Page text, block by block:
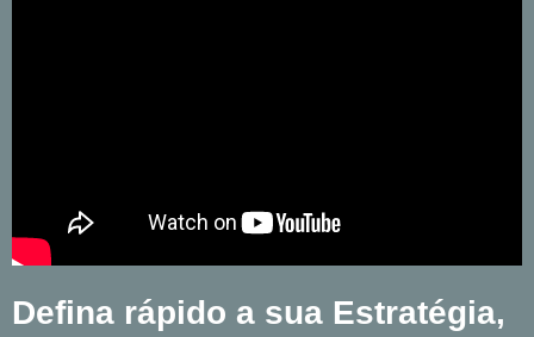
Defina rápido a sua Estratégia,